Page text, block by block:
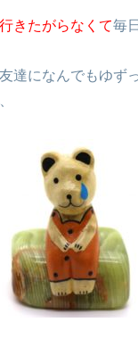
きたがらなくて毎
達になんでもゆず
、